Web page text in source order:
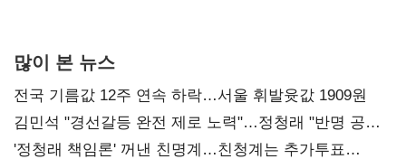
많이 본 뉴스
전국 기름값 12주 연속 하락…서울 휘발윳값 1909원
김민석 "경선갈등 완전 제로 노력"…정청래 "반명 공세
사과부터"
'정청래 책임론' 꺼낸 친명계…친청계는 추가투표